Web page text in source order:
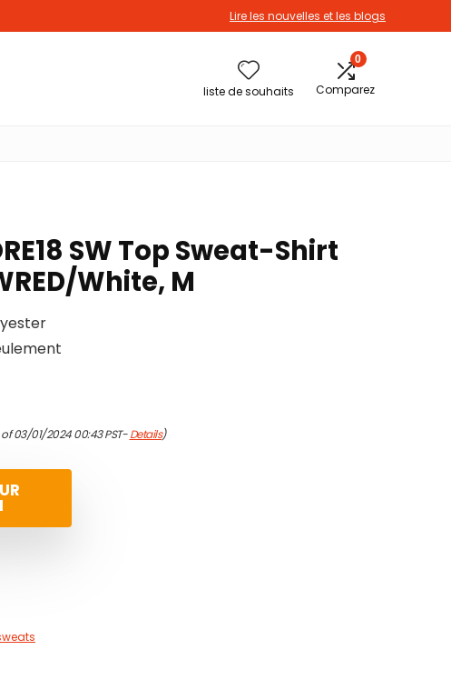
Lire les nouvelles et les blogs
liste de souhaits
0
Comparez
SW Top Sweat-Shirt
White, M
03/01/2024 00:43 PST-Details)